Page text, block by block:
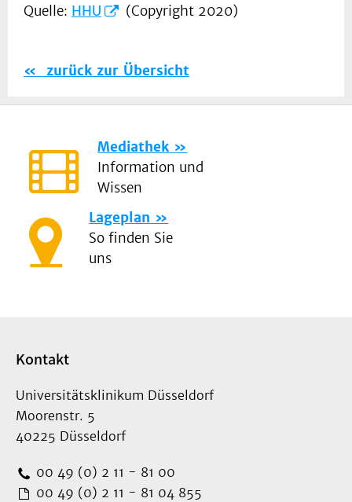
Quelle: HHU (Copyright 2020)
zurück zur Übersicht
Mediathek
Information und
Wissen
Lageplan
So finden Sie
uns
Kontakt
Universitätsklinikum Düsseldorf
Moorenstr. 5
40225 Düsseldorf
00 49 (0) 2 11 - 81 00
00 49 (0) 2 11 - 81 04 855